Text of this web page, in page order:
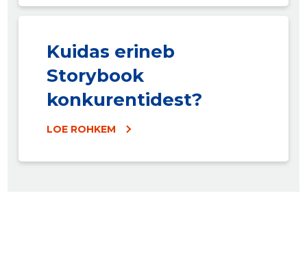
Kuidas erineb
Storybook
konkurentidest?
LOE ROHKEM